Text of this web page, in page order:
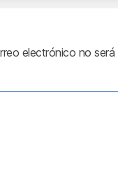
electrónico no será